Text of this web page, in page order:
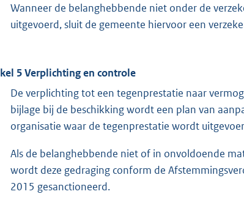
Wanneer de belanghebbende niet onder de
uitgevoerd, sluit de gemeente hiervoor een
5 Verplichting en controle
De verplichting tot een tegenprestatie naar
bijlage bij de beschikking wordt een plan van
organisatie waar de tegenprestatie wordt
Als de belanghebbende niet of in onvoldoende
wordt deze gedraging conform de
2015 gesanctioneerd.